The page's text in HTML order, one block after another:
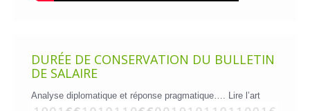
DURÉE DE CONSERVATION DU BULLETIN
DE SALAIRE
Analyse diplomatique et réponse pragmatique…. Lire l’art